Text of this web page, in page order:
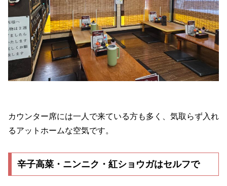
カウンター席には一人で来ている方も多く、気取らず入れ
るアットホームな空気です。
辛子高菜・ニンニク・紅ショウガはセルフで